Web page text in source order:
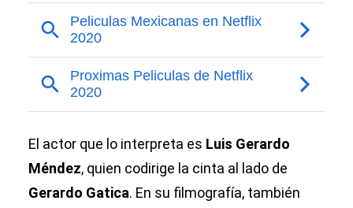
El actor que lo interpreta es Luis Gerardo
Méndez, quien codirige la cinta al lado de
Gerardo Gatica. En su filmografía, también